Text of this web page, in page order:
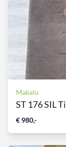
Makalu
ST 176 SIL
€ 980,-